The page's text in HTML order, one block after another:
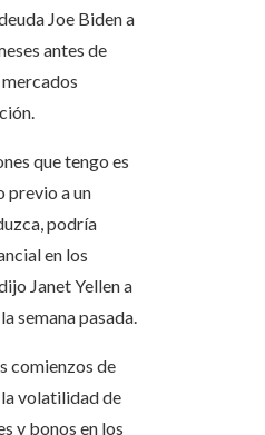
Joe Biden a
antes de
que tengo es
previo a un
podría
en los
Janet Yellen a
semana pasada.
comienzos de
volatilidad de
y bonos en los